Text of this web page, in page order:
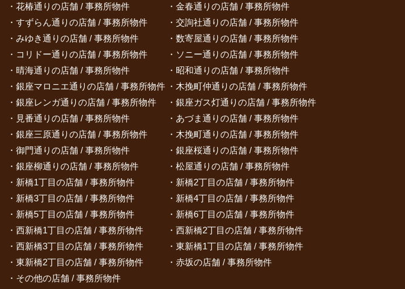
花椿通りの店舗 / 事務所物件
金春通りの店舗 / 事務所物件
すずらん通りの店舗 / 事務所物件
交詢社通りの店舗 / 事務所物件
みゆき通りの店舗 / 事務所物件
数寄屋通りの店舗 / 事務所物件
コリドー通りの店舗 / 事務所物件
ソニー通りの店舗 / 事務所物件
晴海通りの店舗 / 事務所物件
昭和通りの店舗 / 事務所物件
銀座マロニエ通りの店舗 / 事務所物件
木挽町仲通りの店舗 / 事務所物件
銀座レンガ通りの店舗 / 事務所物件
銀座ガス灯通りの店舗 / 事務所物件
見番通りの店舗 / 事務所物件
あづま通りの店舗 / 事務所物件
銀座三原通りの店舗 / 事務所物件
木挽町通りの店舗 / 事務所物件
御門通りの店舗 / 事務所物件
銀座桜通りの店舗 / 事務所物件
銀座柳通りの店舗 / 事務所物件
松屋通りの店舗 / 事務所物件
新橋1丁目の店舗 / 事務所物件
新橋2丁目の店舗 / 事務所物件
新橋3丁目の店舗 / 事務所物件
新橋4丁目の店舗 / 事務所物件
新橋5丁目の店舗 / 事務所物件
新橋6丁目の店舗 / 事務所物件
西新橋1丁目の店舗 / 事務所物件
西新橋2丁目の店舗 / 事務所物件
西新橋3丁目の店舗 / 事務所物件
東新橋1丁目の店舗 / 事務所物件
東新橋2丁目の店舗 / 事務所物件
赤坂の店舗 / 事務所物件
その他の店舗 / 事務所物件